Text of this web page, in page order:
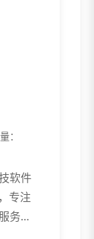
：
软件
专注
务。